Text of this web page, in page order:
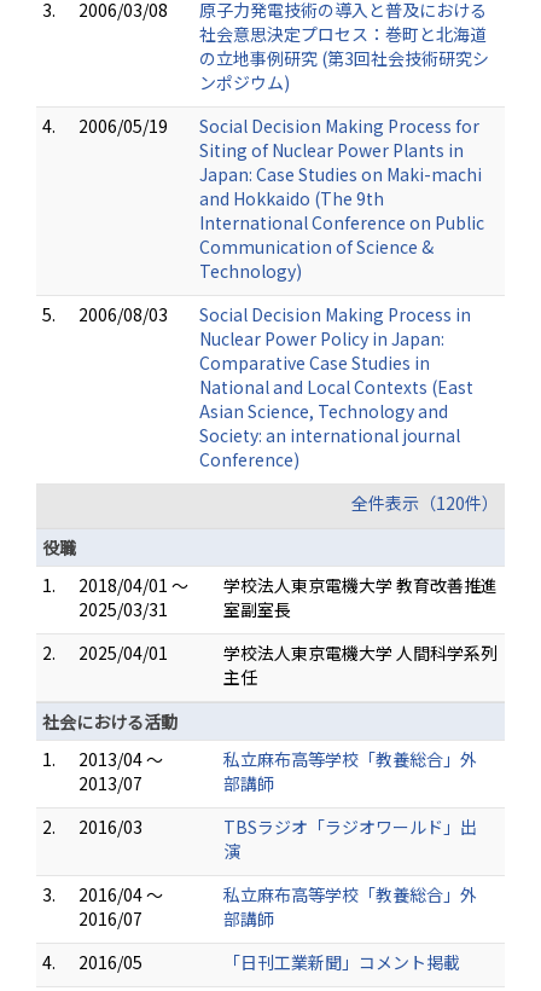
3. 2006/03/08
原子力発電技術の導入と普及における
社会意思決定プロセス：巻町と北海道
の立地事例研究 (第3回社会技術研究シ
ンポジウム)
4.
2006/05/19
Social Decision Making Process for
Siting of Nuclear Power Plants in
Japan: Case Studies on Maki-machi
and Hokkaido (The 9th
International Conference on Public
Communication of Science &
Technology)
5.
2006/08/03
Social Decision Making Process in
Nuclear Power Policy in Japan:
Comparative Case Studies in
National and Local Contexts (East
Asian Science, Technology and
Society: an international journal
Conference)
全件表示（120件）
役職
1.
2018/04/01 ～
2025/03/31
学校法人東京電機大学 教育改善推進
室副室長
2.
2025/04/01
学校法人東京電機大学 人間科学系列
主任
社会における活動
1.
2013/04 ～
2013/07
私立麻布高等学校「教養総合」外
部講師
2.
2016/03
TBSラジオ「ラジオワールド」出
演
3.
2016/04 ～
2016/07
私立麻布高等学校「教養総合」外
部講師
4.
2016/05
「日刊工業新聞」コメント掲載